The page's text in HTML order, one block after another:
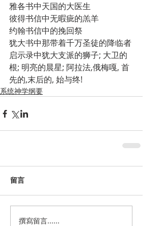
雅各书中天国的大医生
彼得书信中无暇疵的羔羊
约翰书信中的挽回祭
犹大书中那带着千万圣徒的降临者
启示录中犹大支派的狮子; 大卫的
根; 明亮的晨星; 阿拉法,俄梅嘎, 首
先的,末后的, 始与终!
系统神学纲要
留言
撰寫留言......